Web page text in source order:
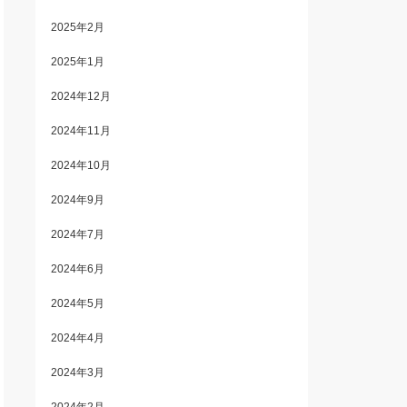
2025年2月
2025年1月
2024年12月
2024年11月
2024年10月
2024年9月
2024年7月
2024年6月
2024年5月
2024年4月
2024年3月